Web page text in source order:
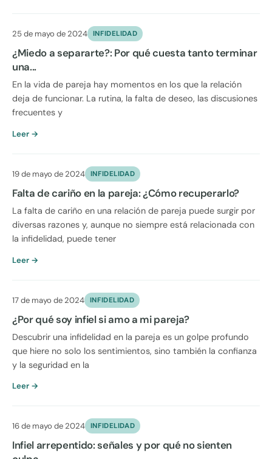
25 de mayo de 2024 INFIDELIDAD
¿Miedo a separarte?: Por qué cuesta tanto terminar
una...
En la vida de pareja hay momentos en los que la relación
deja de funcionar. La rutina, la falta de deseo, las discusiones
frecuentes y
Leer →
19 de mayo de 2024 INFIDELIDAD
Falta de cariño en la pareja: ¿Cómo recuperarlo?
La falta de cariño en una relación de pareja puede surgir por
diversas razones y, aunque no siempre está relacionada con
la infidelidad, puede tener
Leer →
17 de mayo de 2024 INFIDELIDAD
¿Por qué soy infiel si amo a mi pareja?
Descubrir una infidelidad en la pareja es un golpe profundo
que hiere no solo los sentimientos, sino también la confianza
y la seguridad en la
Leer →
16 de mayo de 2024 INFIDELIDAD
Infiel arrepentido: señales y por qué no sienten